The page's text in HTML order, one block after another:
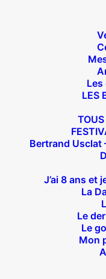
LES
Bertrand Usclat
J’ai 8 ans et
La
Le
Le
Mon